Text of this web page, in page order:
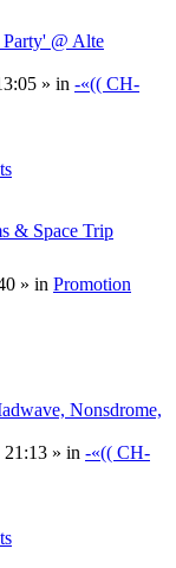
@ Alte
» in -«(( CH-
& Space Trip
» in Promotion
Nonsdrome,
21:13 » in -«(( CH-